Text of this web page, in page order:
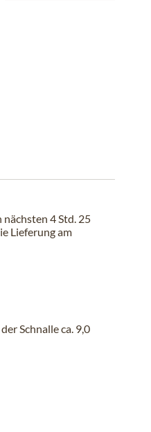
nächsten 4 Std. 25
Lieferung am
Schnalle ca. 9,0